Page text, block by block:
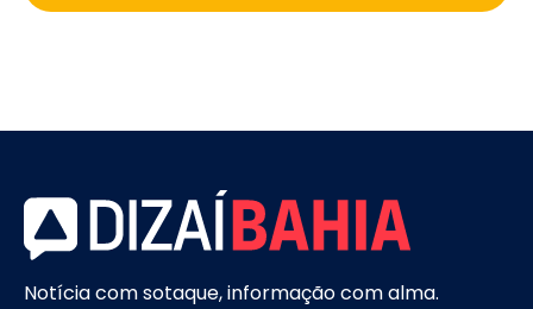
Notícia com sotaque, informação com alma.